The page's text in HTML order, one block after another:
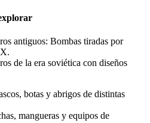
antiguos: Bombas tiradas por
de la era soviética con diseños
botas y abrigos de distintas
mangueras y equipos de